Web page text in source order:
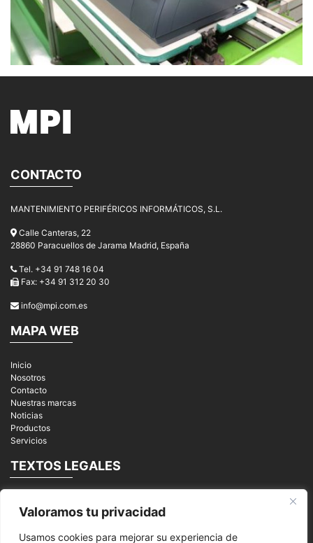
Valoramos tu privacidad
Usamos cookies para mejorar su experiencia de
CONTACTO
MANTENIMIENTO PERIFÉRICOS INFORMÁTICOS, S.L.
Calle Canteras, 22
28860 Paracuellos de Jarama Madrid, España
Tel. +34 91 748 16 04
Fax: +34 91 312 20 30
info@mpi.com.es
MAPA WEB
Inicio
Nosotros
Contacto
Nuestras marcas
Noticias
Productos
Servicios
TEXTOS LEGALES
Política de privacidad